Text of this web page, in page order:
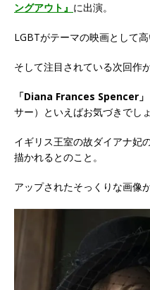
ングアウト』 に出演。
LGBTがテーマの映画として高
そして注目されている次回作
「Diana Frances Spencer」
サー）といえばお気づきでし
イギリス王室の故ダイアナ妃
描かれるとのこと。
アップされたそっくりな画像